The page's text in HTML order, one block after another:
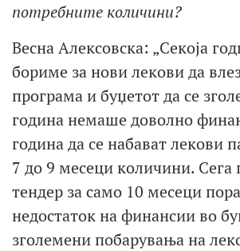
потребните количини?
Весна Алексовска: „Секоја
бориме за нови лекови да
програма и буџетот да се
година немаше доволно
година да се набават лекови
7 до 9 месеци количини. Сега
тендер за само 10 месеци
недостаток на финансии во
зголемени побарувања на